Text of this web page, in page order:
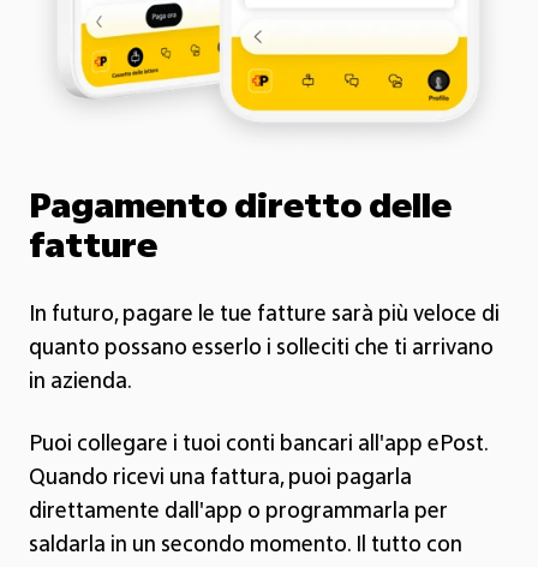
Pagamento diretto delle
fatture
In futuro, pagare le tue fatture sarà più veloce di
quanto possano esserlo i solleciti che ti arrivano
in azienda.
Puoi collegare i tuoi conti bancari all'app ePost.
Quando ricevi una fattura, puoi pagarla
direttamente dall'app o programmarla per
saldarla in un secondo momento. Il tutto con